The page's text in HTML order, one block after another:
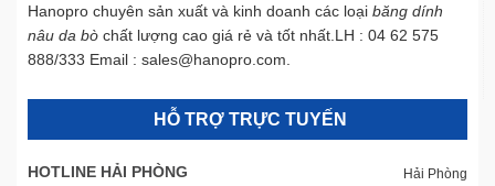
Hanopro chuyên sản xuất và kinh doanh các loại băng dính
nâu da bò chất lượng cao giá rẻ và tốt nhất.LH : 04 62 575
888/333 Email : sales@hanopro.com.
HỖ TRỢ TRỰC TUYẾN
HOTLINE HẢI PHÒNG Hải Phòng